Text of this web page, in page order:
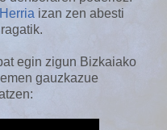
izan zen abesti
egin zigun Bizkaiako
gauzkazue